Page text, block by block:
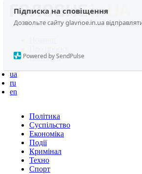
Підписка на сповіщення
Дозвольте сайту glavnoe.in.ua
Powered by SendPulse
Контакти
ua
ru
en
Політика
Суспільство
Економіка
Події
Кримінал
Техно
Спорт